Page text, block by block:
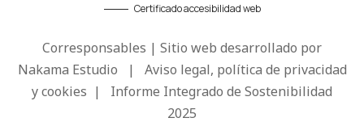
Certificado accesibilidad web
Corresponsables | Sitio web desarrollado por
Nakama Estudio | Aviso legal, política de privacidad
y cookies | Informe Integrado de Sostenibilidad
2025